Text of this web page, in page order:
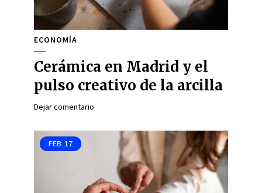
ECONOMÍA
Cerámica en Madrid y el
pulso creativo de la arcilla
Dejar comentario
FEB 17